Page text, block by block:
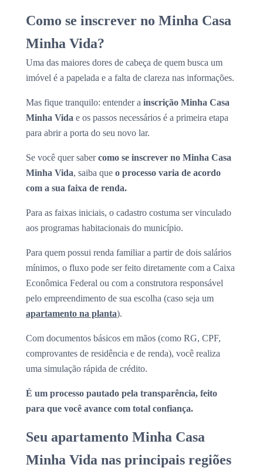
Como se inscrever no Minha Casa
Minha Vida?
Uma das maiores dores de cabeça de quem busca um
imóvel é a papelada e a falta de clareza nas informações.
Mas fique tranquilo: entender a inscrição Minha Casa
Minha Vida e os passos necessários é a primeira etapa
para abrir a porta do seu novo lar.
Se você quer sabercomo se inscrever no Minha Casa
Minha Vida, saiba que o processo varia de acordo
com a sua faixa de renda.
Para as faixas iniciais, o cadastro costuma ser vinculado
aos programas habitacionais do município.
Para quem possui renda familiar a partir de dois salários
mínimos, o fluxo pode ser feito diretamente com a Caixa
Econômica Federal ou com a construtora responsável
pelo empreendimento de sua escolha (caso seja um
apartamento na planta).
Com documentos básicos em mãos (como RG, CPF,
comprovantes de residência e de renda), você realiza
uma simulação rápida de crédito.
É um processo pautado pela transparência, feito
para que você avance com total confiança.
Seu apartamento Minha Casa
Minha Vida nas principais regiões